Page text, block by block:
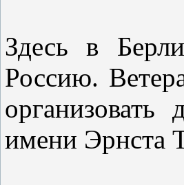
Здесь в
Россию.
организовать
имени Эрнста